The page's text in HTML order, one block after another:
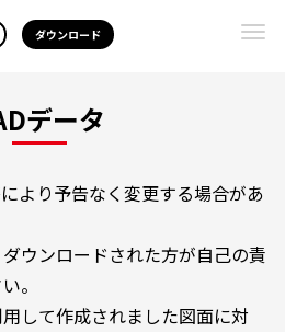
ダウンロード
データ
より予告なく変更する場合があ
ウンロードされた方が自己の責
。
して作成されました図面に対